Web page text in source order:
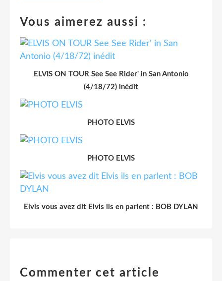
Vous aimerez aussi :
ELVIS ON TOUR See See Rider' in San Antonio
(4/18/72) inédit
PHOTO ELVIS
PHOTO ELVIS
Elvis vous avez dit Elvis ils en parlent : BOB DYLAN
Commenter cet article